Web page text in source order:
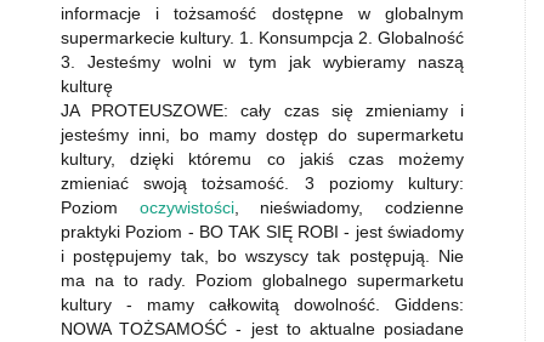
informacje i tożsamość dostępne w globalnym
supermarkecie kultury. 1. Konsumpcja 2. Globalność
3. Jesteśmy wolni w tym jak wybieramy naszą
kulturę
JA PROTEUSZOWE: cały czas się zmieniamy i
jesteśmy inni, bo mamy dostęp do supermarketu
kultury, dzięki któremu co jakiś czas możemy
zmieniać swoją tożsamość. 3 poziomy kultury:
Poziom oczywistości, nieświadomy, codzienne
praktyki Poziom - BO TAK SIĘ ROBI - jest świadomy
i postępujemy tak, bo wszyscy tak postępują. Nie
ma na to rady. Poziom globalnego supermarketu
kultury - mamy całkowitą dowolność. Giddens:
NOWA TOŻSAMOŚĆ - jest to aktualne posiadane